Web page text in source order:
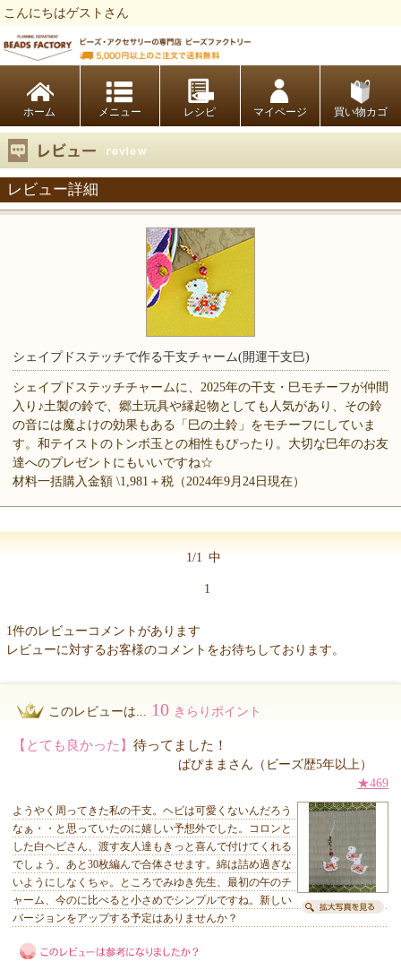
こんにちはゲストさん
ホーム レシピ マイページ 買い物カゴ
レビュー詳細
シェイプドステッチで作る干支チャーム(開運干支巳)
シェイプドステッチチャームに、2025年の干支・巳モチーフが仲間
入り♪土製の鈴で、郷土玩具や縁起物としても人気があり、その鈴
の音には魔よけの効果もある「巳の土鈴」をモチーフにしていま
す。和テイストのトンボ玉との相性もぴったり。大切な巳年のお友
達へのプレゼントにもいいですね☆
材料一括購入金額 \1,981＋税（2024年9月24日現在）
1/1 中
1
1件のレビューコメントがあります
レビューに対するお客様のコメントをお待ちしております。
このレビューは... 10 きらりポイント
【とても良かった】 待ってました！
ぱぴままさん（ビーズ歴5年以上）
★469
ようやく周ってきた私の干支。ヘビは可愛くないんだろう
なぁ・・と思っていたのに嬉しい予想外でした。コロンと
した白ヘビさん、渡す友人達もきっと喜んで付けてくれる
でしょう。あと30枚編んで合体させます。綿は詰め過ぎな
いようにしなくちゃ。ところでみゆき先生、最初の午のチ
ャーム、今のに比べると小さめでシンプルですね。新しい
バージョンをアップする予定はありませんか？